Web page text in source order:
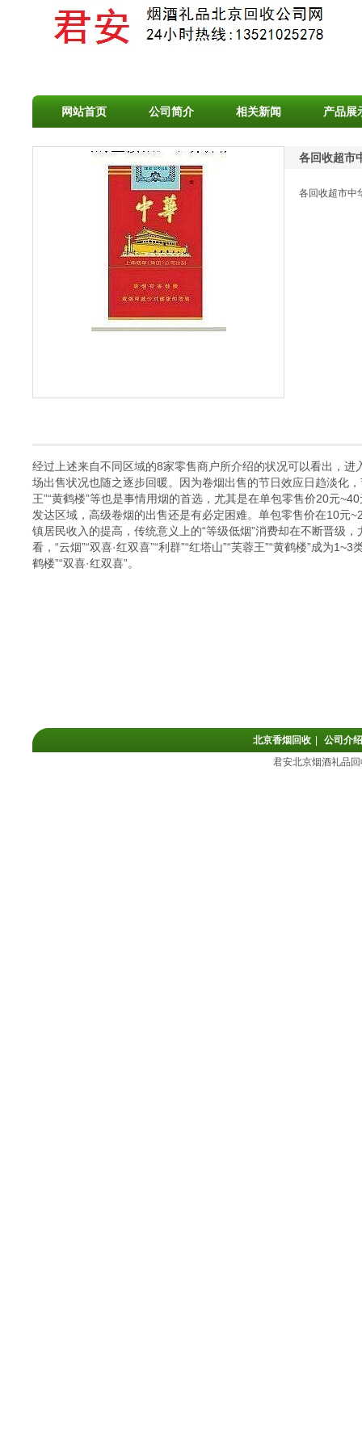
网站首页 公司简介 相关新闻 产品展
各回收超市
各回收超市中
经过上述来自不同区域的8家零售商户所介绍的状况可以看出，
场出售状况也随之逐步回暖。因为卷烟出售的节日效应日趋淡化
王”“黄鹤楼”等也是事情用烟的首选，尤其是在单包零售价20元
发达区域，高级卷烟的出售还是有必定困难。单包零售价在10元
镇居民收入的提高，传统意义上的“等级低烟”消费却在不断晋级
看，“云烟”“双喜·红双喜”“利群”“红塔山”“芙蓉王”“黄鹤楼”成为
鹤楼”“双喜·红双喜”。
北京香烟回收
公司介绍
君安北京烟酒礼品